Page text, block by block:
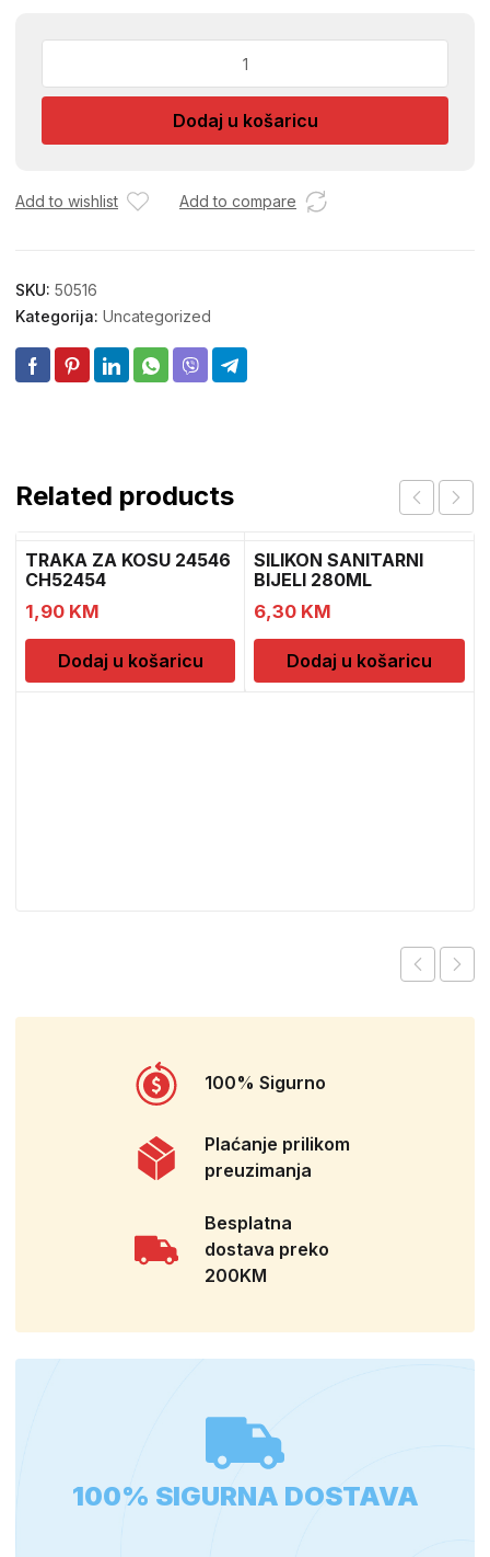
OVCE
RB.24
Dodaj u košaricu
Add to wishlist Add to compare
SKU: 50516
Kategorija: Uncategorized
Related products
TRAKA ZA KOSU 24546
CH52454
1,90 KM
Dodaj u košaricu
SILIKON SANITARNI
BIJELI 280ML
6,30 KM
Dodaj u košaricu
100% Sigurno
Plaćanje prilikom
preuzimanja
Besplatna
dostava preko
200KM
100% SIGURNA DOSTAVA